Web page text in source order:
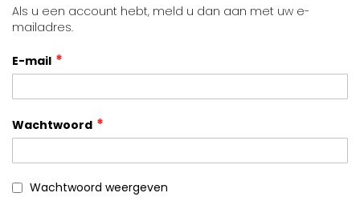
Als u een account hebt, meld u dan aan met uw e-
mailadres.
E-mail
Wachtwoord
Wachtwoord weergeven